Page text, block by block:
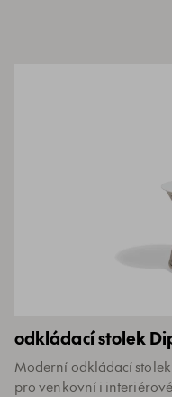
odkládací stolek
Moderní odkládací
pro venkovní i